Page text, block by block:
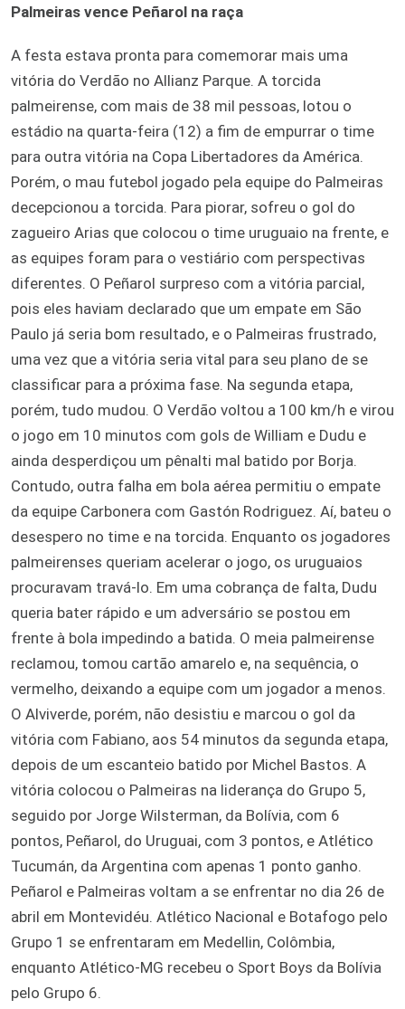
Palmeiras vence Peñarol na raça
A festa estava pronta para comemorar mais uma
vitória do Verdão no Allianz Parque. A torcida
palmeirense, com mais de 38 mil pessoas, lotou o
estádio na quarta-feira (12) a fim de empurrar o time
para outra vitória na Copa Libertadores da América.
Porém, o mau futebol jogado pela equipe do Palmeiras
decepcionou a torcida. Para piorar, sofreu o gol do
zagueiro Arias que colocou o time uruguaio na frente, e
as equipes foram para o vestiário com perspectivas
diferentes. O Peñarol surpreso com a vitória parcial,
pois eles haviam declarado que um empate em São
Paulo já seria bom resultado, e o Palmeiras frustrado,
uma vez que a vitória seria vital para seu plano de se
classificar para a próxima fase. Na segunda etapa,
porém, tudo mudou. O Verdão voltou a 100 km/h e virou
o jogo em 10 minutos com gols de William e Dudu e
ainda desperdiçou um pênalti mal batido por Borja.
Contudo, outra falha em bola aérea permitiu o empate
da equipe Carbonera com Gastón Rodriguez. Aí, bateu o
desespero no time e na torcida. Enquanto os jogadores
palmeirenses queriam acelerar o jogo, os uruguaios
procuravam travá-lo. Em uma cobrança de falta, Dudu
queria bater rápido e um adversário se postou em
frente à bola impedindo a batida. O meia palmeirense
reclamou, tomou cartão amarelo e, na sequência, o
vermelho, deixando a equipe com um jogador a menos.
O Alviverde, porém, não desistiu e marcou o gol da
vitória com Fabiano, aos 54 minutos da segunda etapa,
depois de um escanteio batido por Michel Bastos. A
vitória colocou o Palmeiras na liderança do Grupo 5,
seguido por Jorge Wilsterman, da Bolívia, com 6
pontos, Peñarol, do Uruguai, com 3 pontos, e Atlético
Tucumán, da Argentina com apenas 1 ponto ganho.
Peñarol e Palmeiras voltam a se enfrentar no dia 26 de
abril em Montevidéu. Atlético Nacional e Botafogo pelo
Grupo 1 se enfrentaram em Medellin, Colômbia,
enquanto Atlético-MG recebeu o Sport Boys da Bolívia
pelo Grupo 6.